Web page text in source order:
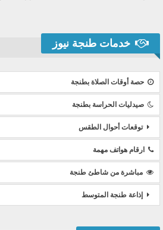
خدمات طنجة نيوز
حصة أوقات الصلاة بطنجة
صيدليات الحراسة بطنجة
توقعات أحوال الطقس
ارقام هواتف مهمة
مباشرة من شاطئ طنجة
إذاعة طنجة المتوسط